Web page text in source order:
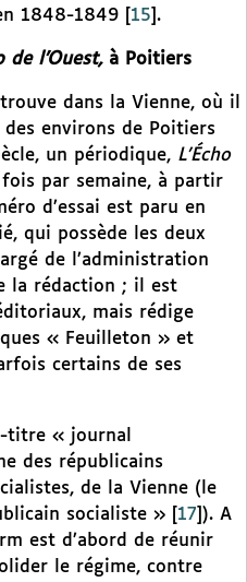
1848-1849
15 .
de l’Ouest, à Poitiers
dans la Vienne, où il
environs de Poitiers
un périodique, L’Écho
par semaine, à partir
d’essai est paru en
qui possède les deux
de l’administration
la rédaction ; il est
mais rédige
« Feuilleton » et
certains de ses
titre « journal
des républicains
de la Vienne (le
socialiste »
17 ). A
est d’abord de réunir
le régime, contre